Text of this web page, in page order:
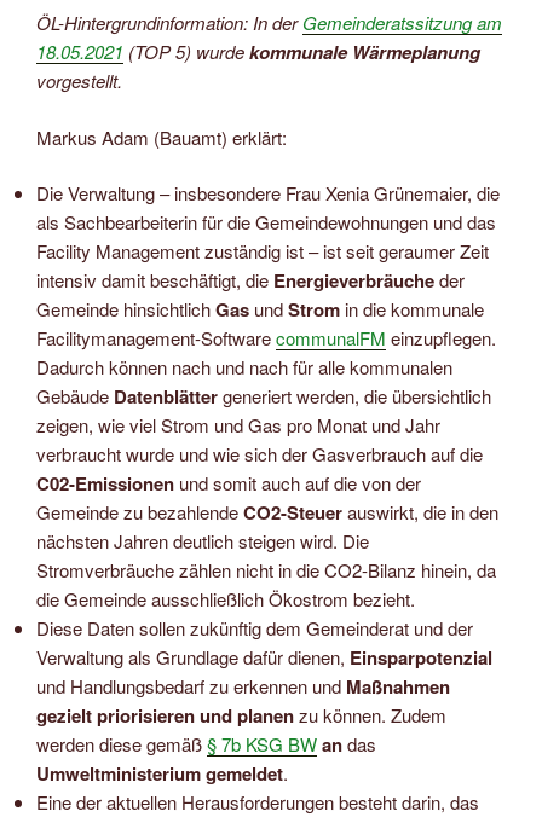
ÖL-Hintergrundinformation: In derGemeinderatssitzung am
18.05.2021 (TOP 5) wurdekommunale Wärmeplanung
vorgestellt.
Markus Adam (Bauamt) erklärt:
Die Verwaltung – insbesondere Frau Xenia Grünemaier, die
als Sachbearbeiterin für die Gemeindewohnungen und das
Facility Management zuständig ist – ist seit geraumer Zeit
intensiv damit beschäftigt, die Energieverbräucheder
Gemeinde hinsichtlichGas undStromin die kommunale
Facilitymanagement-SoftwarecommunalFM einzupflegen.
Dadurch können nach und nach für alle kommunalen
Gebäude Datenblättergeneriert werden, die übersichtlich
zeigen, wie viel Strom und Gas pro Monat und Jahr
verbraucht wurde und wie sich der Gasverbrauch auf die
C02-Emissionen und somit auch auf die von der
Gemeinde zu bezahlendeCO2-Steuerauswirkt, die in den
nächsten Jahren deutlich steigen wird. Die
Stromverbräuche zählen nicht in die CO2-Bilanz hinein, da
die Gemeinde ausschließlich Ökostrom bezieht.
Diese Daten sollen zukünftig dem Gemeinderat und der
Verwaltung als Grundlage dafür dienen, Einsparpotenzial
und Handlungsbedarf zu erkennen und Maßnahmen
gezielt priorisieren und planenzu können. Zudem
werden diese gemäß§ 7b KSG BWandas
Umweltministerium gemeldet.
Eine der aktuellen Herausforderungen besteht darin, das